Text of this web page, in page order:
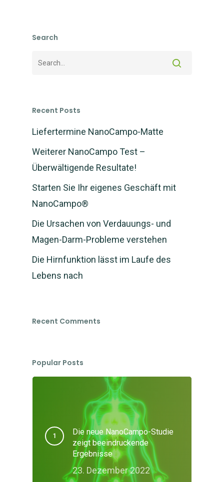
Search
Recent Posts
Liefertermine NanoCampo-Matte
Weiterer NanoCampo Test –
Überwältigende Resultate!
Starten Sie Ihr eigenes Geschäft mit
NanoCampo®
Die Ursachen von Verdauungs- und
Magen-Darm-Probleme verstehen
Die Hirnfunktion lässt im Laufe des
Lebens nach
Recent Comments
Popular Posts
Die neue NanoCampo-Studie
zeigt beeindruckende
Ergebnisse
23. Dezember 2022
verfügbar und
gestartet
Magnetfeld-
Seminare
Partner werden
Beratung
Blog
Kontaktform
Partner
Selbergesundwerden
FormSlim Shop
Selberschlankwerden
Mein Konto
Deutsch
English
Anmelden